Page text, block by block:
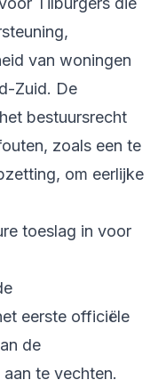
van woningen
Zuid. De
bestuursrecht
zoals een te
om eerlijke
toeslag in voor
eerste officiële
de
te vechten.